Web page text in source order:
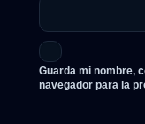
Guarda mi nombre,
navegador para la